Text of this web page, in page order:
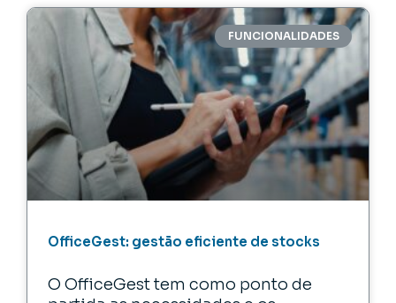
FUNCIONALIDADES
OfficeGest: gestão eficiente de stocks
O OfficeGest tem como ponto de